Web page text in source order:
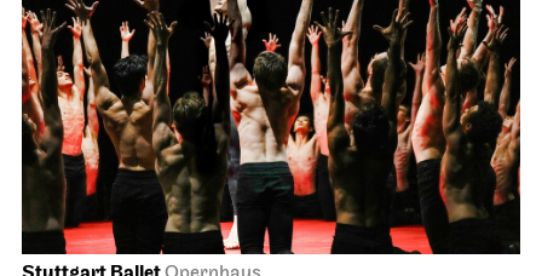
Staatsoper StuttgartOpernhaus
Mnozil Brass – STRAU$$
09.06.2027
19:30 - 21:30
Thu, 10.06.2027